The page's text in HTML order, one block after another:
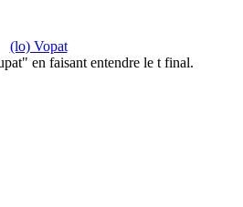
(lo) Vopat
en faisant entendre le t final.